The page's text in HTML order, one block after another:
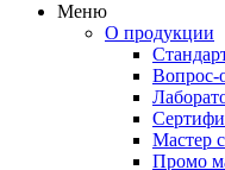
Меню
О продукции
Вопрос-
Мастер
Промо